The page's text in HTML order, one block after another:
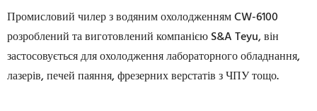
Промисловий чилер з водяним охолодженням CW-6100
розроблений та виготовлений компанією S&A Teyu, він
застосовується для охолодження лабораторного обладнання,
лазерів, печей паяння, фрезерних верстатів з ЧПУ тощо.